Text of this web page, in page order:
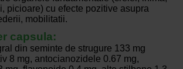
picioare) cu efecte pozitive asupra
mobilitatii.
capsula:
din seminte de strugure 133 mg
8 mg, antocianozidele 0.67 mg,